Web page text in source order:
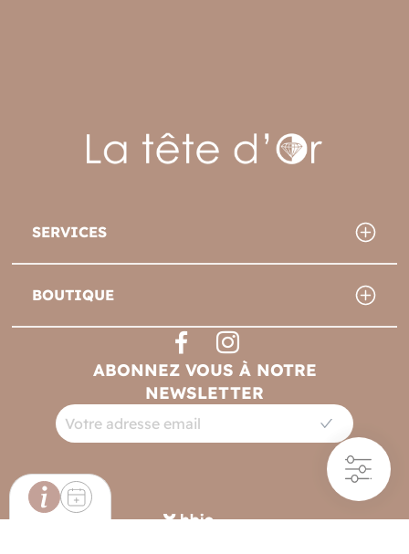
Filtres
SERVICES
BOUTIQUE
ABONNEZ VOUS À NOTRE
NEWSLETTER